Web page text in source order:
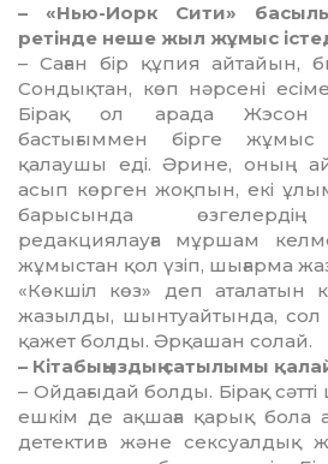
– «Нью-Иорк Сити»
ретінде неше жыл жұмыс
– Саған бір құпия айтайын,
Сондықтан, көп нәрсені
Бірақ ол арада Жэсон
бастығыммен бірге жұмыс
қалаушы еді. Әрине, оның
асып көрген жоқпын, екі
барысын­да
редакциялауға мұршам
жұмыстан қол үзіп, шығарма
«Көкшіл көз» деп аталатын
жазылды, шын­туай­­тында, сол
қажет болды. Әрқашан солай.
– Кітабыңыздың сатылымы
– Ойдағыдай болды. Бірақ
ешкім де ақшаға қарық бола
детектив және сексуал­дық